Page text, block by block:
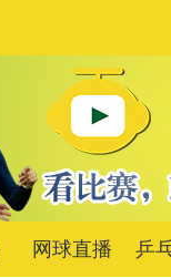
网球直播 乒